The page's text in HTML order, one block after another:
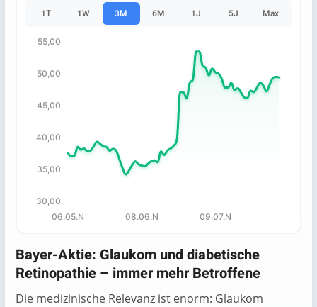
1T 1W 3M 6M 1J 5J Max
Chart with 67 data points.
The chart has 1 X axis displaying categories.
The chart has 1 Y axis displaying values. Data ranges
06.05.N 08.06.N 09.07.N
30,00
35,00
40,00
45,00
50,00
55,00
Bayer-Aktie: Glaukom und diabetische
Retinopathie – immer mehr Betroffene
Die medizinische Relevanz ist enorm: Glaukom